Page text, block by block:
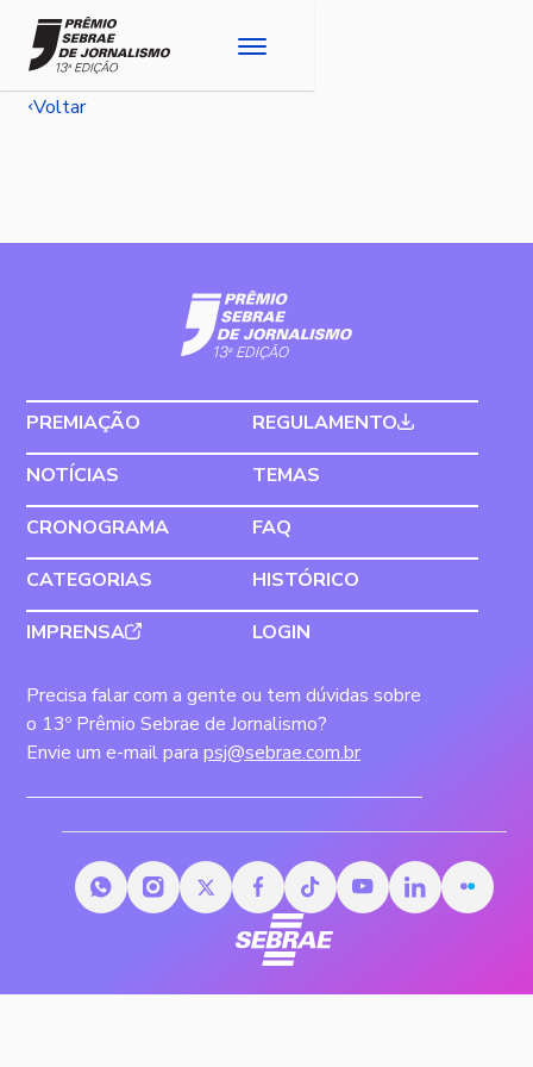
Voltar
PREMIAÇÃO
REGULAMENTO
NOTÍCIAS
TEMAS
CRONOGRAMA
FAQ
CATEGORIAS
HISTÓRICO
IMPRENSA
LOGIN
Precisa falar com a gente ou tem dúvidas sobre
o 13º Prêmio Sebrae de Jornalismo?
Envie um e-mail para psj@sebrae.com.br